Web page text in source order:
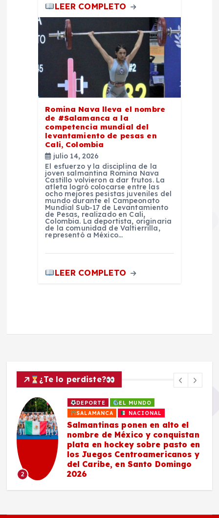
LEER COMPLETO
Romina Nava lleva el nombre
de #Salamanca a la
competencia mundial del
levantamiento de pesas en
Cali, Colombia
julio 14, 2026
El esfuerzo y la disciplina de la
joven salmantina Romina Nava
Castillo volvieron a dar frutos. La
atleta logró colocarse entre las
ocho mejores pesistas juveniles del
mundo durante el Campeonato
Mundial Sub-17 de Levantamiento
de Pesas, realizado en Cali,
Colombia. La deportista, originaria
de la comunidad de Valtierrilla,
representó a México…
LEER COMPLETO
¿Te lo perdiste?
2
DEPORTE
EL MUNDO
SALAMANCA
NACIONAL
Salmantinas ponen en alto el
nombre de México y conquistan
plata en hockey sobre pasto en
los Juegos Centroamericanos y
del Caribe, en Santo Domingo
2026